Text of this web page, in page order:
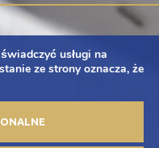
usługi na
ze strony oznacza, że